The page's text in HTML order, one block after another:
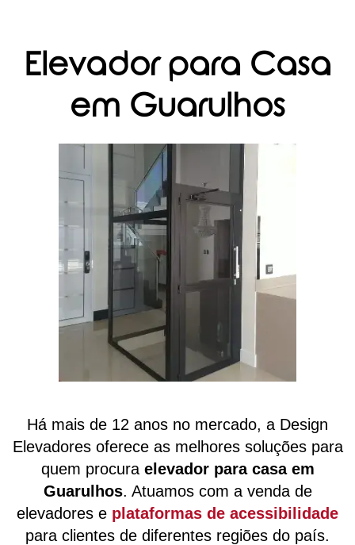
Elevador para Casa
em Guarulhos
Há mais de 12 anos no mercado, a Design
Elevadores oferece as melhores soluções para
quem procura elevador para casa em
Guarulhos. Atuamos com a venda de
elevadores e plataformas de acessibilidade
para clientes de diferentes regiões do país.